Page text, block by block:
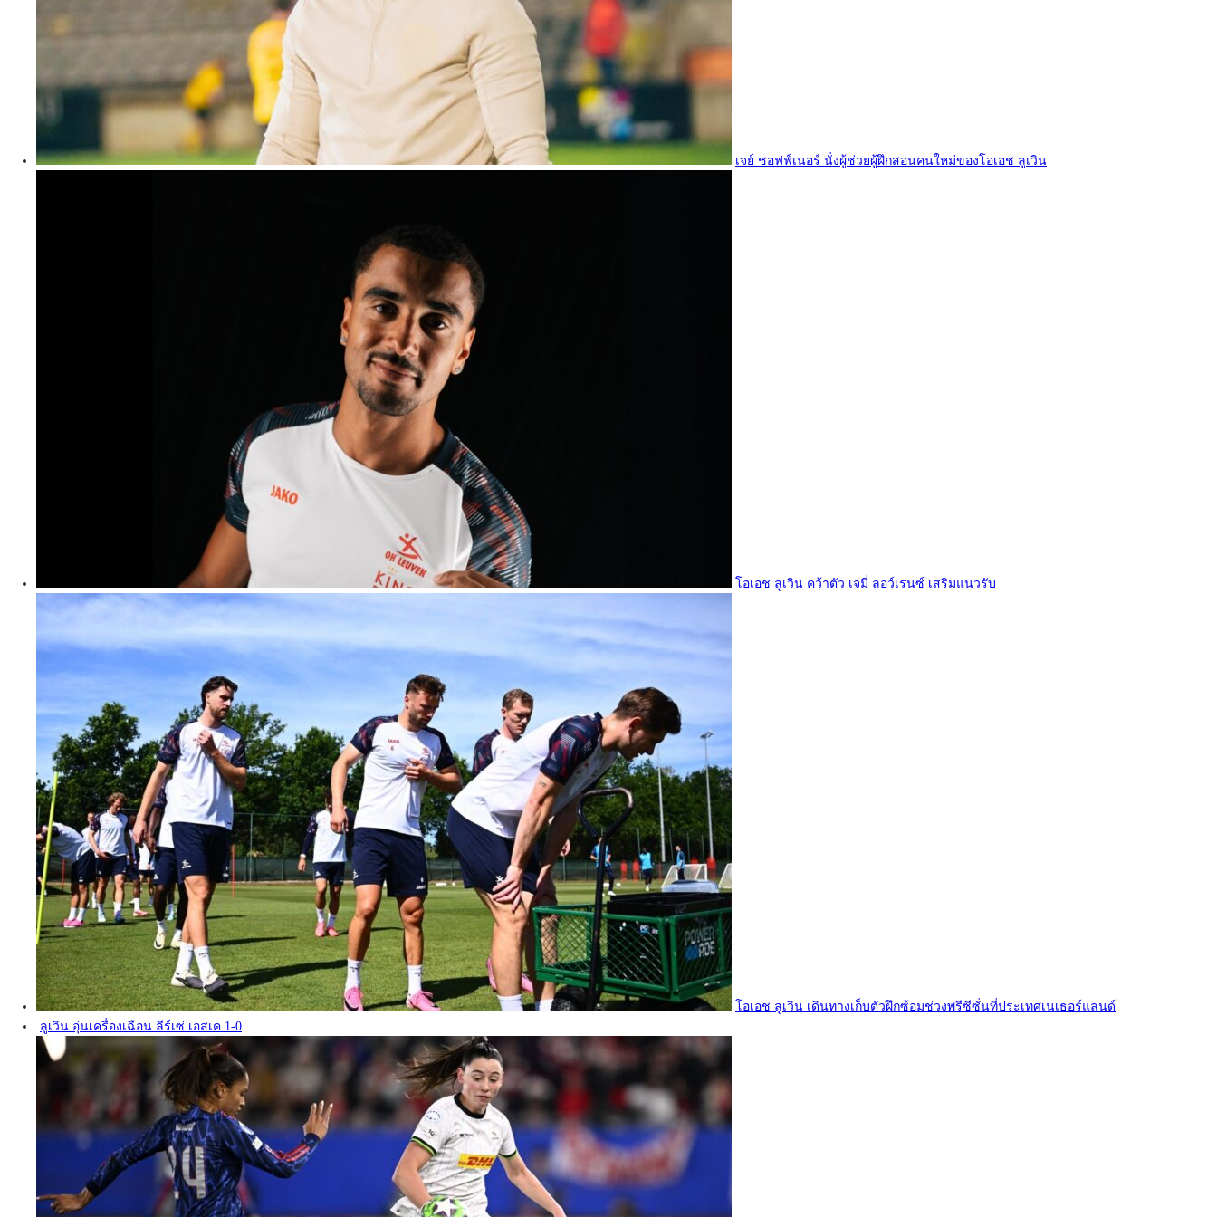
เจย์ ชอฟฟ์เนอร์ นั่งผู้ช่วยผู้ฝึกสอนคนใหม่ของโอเอช ลูเวิน
โอเอช ลูเวิน คว้าตัว เจมี่ ลอว์เรนซ์ เสริมแนวรับ
โอเอช ลูเวิน เดินทางเก็บตัวฝึกซ้อมช่วงพรีซีซั่นที่ประเทศเนเธอร์แลนด์
ลูเวิน อุ่นเครื่องเฉือน ลีร์เซ่ เอสเค 1-0